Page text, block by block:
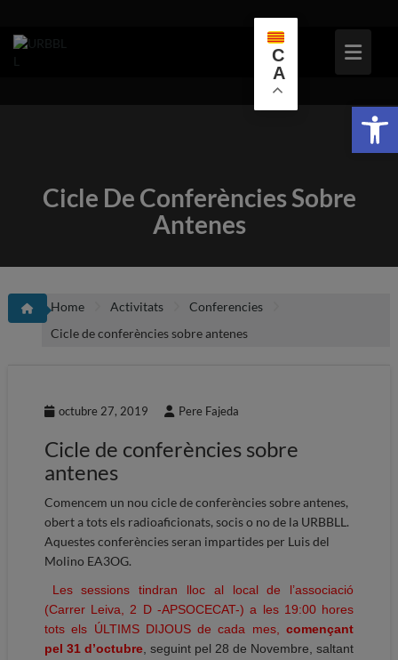
content
Cicle De Conferències Sobre
Antenes
Home Activitats
Conferencies
Cicle de conferències sobre antenes
octubre 27, 2019 Pere Fajeda
Cicle de conferències sobre
antenes
Comencem un nou cicle de conferències sobre antenes,
oberta tots els radioaficionats, socis o no de la URBBLL.
Aquestes conferències seran impartides per Luis del
Molino EA3OG.
Les sessions tindran lloc al local de l’associació
(Carrer Leiva, 2 D -APSOCECAT-) a les 19:00 hores
tots els ÚLTIMS DIJOUS de cada mes,començant
pel 31 d’octubre, seguint pel 28 de Novembre, saltant
C
A